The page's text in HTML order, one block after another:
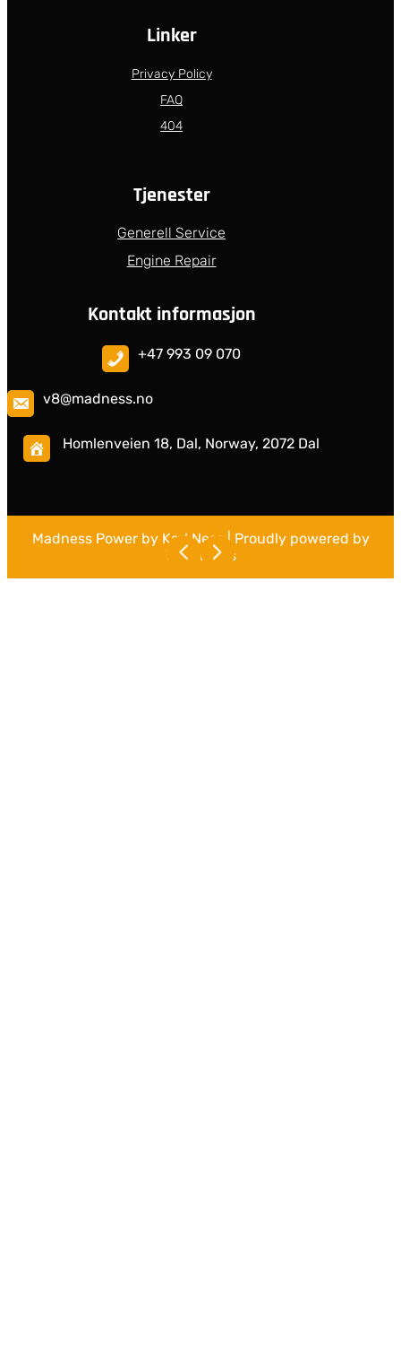
Linker
Privacy Policy
FAQ
404
Tjenester
Generell Service
Engine Repair
Kontakt informasjon
+47 993 09 070
v8@madness.no
Homlenveien 18, Dal, Norway, 2072 Dal
Madness Power by Karl Ness | Proudly powered by
WordPress